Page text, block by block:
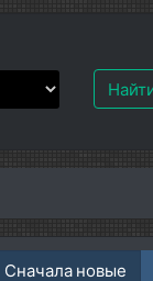
Сначала новые